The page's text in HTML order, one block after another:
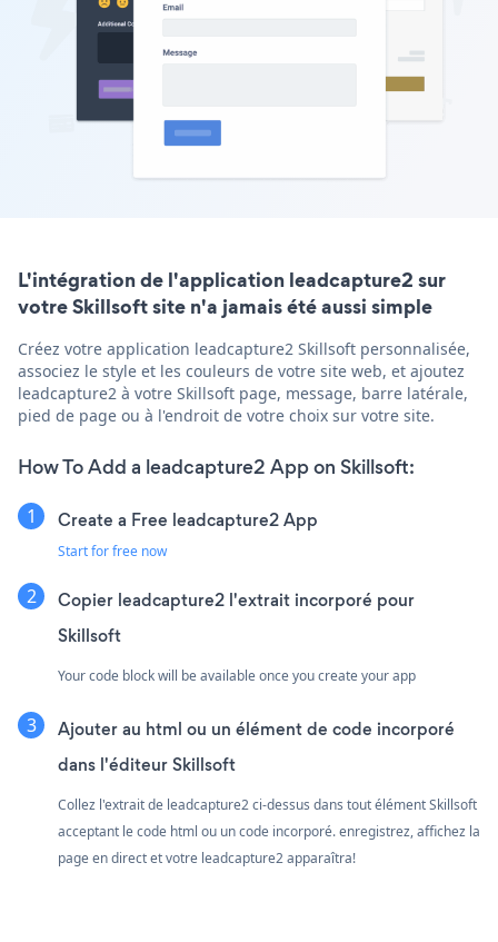
L'intégration de l'application leadcapture2 sur
votre Skillsoft site n'a jamais été aussi simple
Créez votre application leadcapture2 Skillsoft personnalisée,
associez le style et les couleurs de votre site web, et ajoutez
leadcapture2 à votre Skillsoft page, message, barre latérale,
pied de page ou à l'endroit de votre choix sur votre site.
How To Add a leadcapture2 App on Skillsoft:
Create a Free leadcapture2 App
Start for free now
Copier leadcapture2 l'extrait incorporé pour
Skillsoft
Your code block will be available once you create your app
Ajouter au html ou un élément de code incorporé
dans l'éditeur Skillsoft
Collez l'extrait de leadcapture2 ci-dessus dans tout élément Skillsoft
acceptant le code html ou un code incorporé. enregistrez, affichez la
page en direct et votre leadcapture2 apparaîtra!